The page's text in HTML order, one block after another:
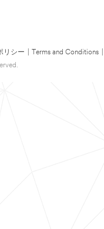
リシー Terms and Conditions